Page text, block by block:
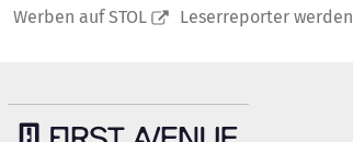
Werben auf STOL Leserreporter werden